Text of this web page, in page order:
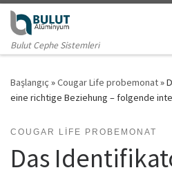
Skip to content
Bulut Cephe Sistemleri
Başlangıç »Cougar Life probemonat»
eine richtige Beziehung – folgende
COUGAR LIFE PROBEMONAT
Das